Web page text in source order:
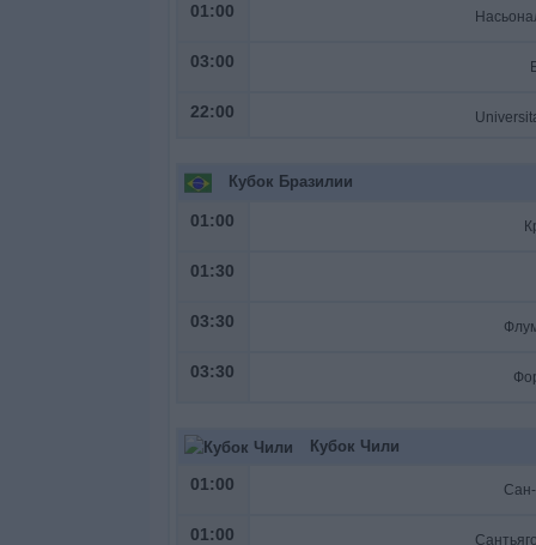
01:00
03:00
22:00
Кубок Бразилии
01:00
01:30
03:30
03:30
Кубок Чили
01:00
01:00